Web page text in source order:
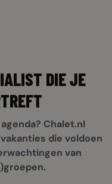
DIE JE
Chalet.nl
die voldoen
van